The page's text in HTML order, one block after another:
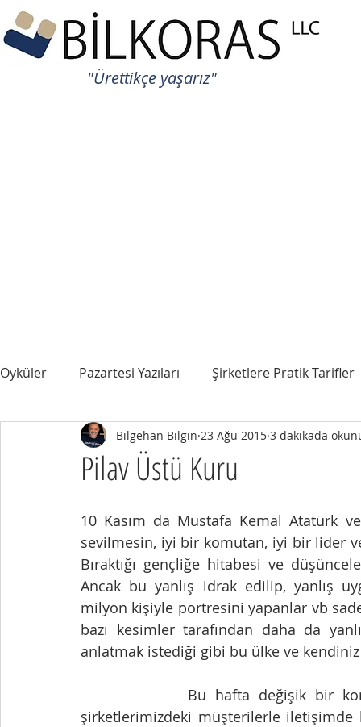
"Ürettikçe yaşarız"
Öyküler Pazartesi Yazıları Şirketlere Pratik Tarifler
Pilav Üstü Kuru
Bilgehan Bilgin 23 Ağu 2015 3 dakikada
10 Kasım da Mustafa Kemal Atatürk
sevilmesin, iyi bir komutan, iyi bir lider
Bıraktığı gençliğe hitabesi ve
Ancak bu yanlış idrak edilip, yanlış
milyon kişiyle portresini yapanlar vb
bazı kesimler tarafından daha da
anlatmak istediği gibi bu ülke ve
şirketlerimizdeki müşterilerle iletişimde